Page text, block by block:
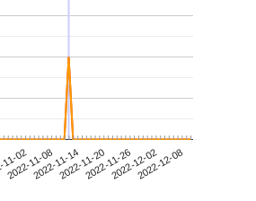
02
2022-11-082022-11-142022-11-202022-11-262022-12-022022-12-08